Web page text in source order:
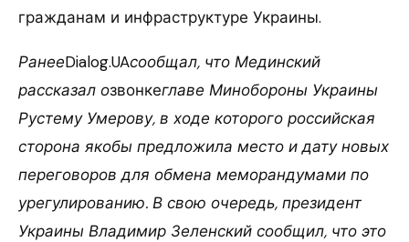
гражданам и инфраструктуре Украины.
РанееDialog.UAсообщал, что Мединский
рассказал озвонкеглаве Минобороны Украины
Рустему Умерову, в ходе которого российская
сторона якобы предложила место и дату новых
переговоров для обмена меморандумами по
урегулированию. В свою очередь, президент
Украины Владимир Зеленский сообщил, что это